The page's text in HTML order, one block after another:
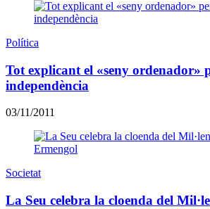
Política
Tot explicant el «seny ordenador»
independència
03/11/2011
Societat
La Seu celebra la cloenda del